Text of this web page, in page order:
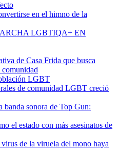
en el himno de la
LGBTIQA+ EN
de Casa Frida que busca
comunidad
LGBT
de comunidad LGBT creció
banda sonora de Top Gun:
el estado con más asesinatos de
de la viruela del mono haya